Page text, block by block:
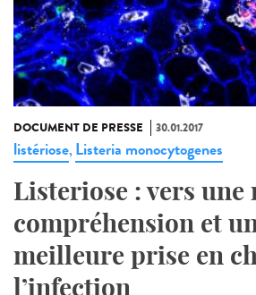
DOCUMENT DE PRESSE 30.01.2017
listériose, Listeria monocytogenes
Listeriose : vers
compréhension et
meilleure prise en
l’infection